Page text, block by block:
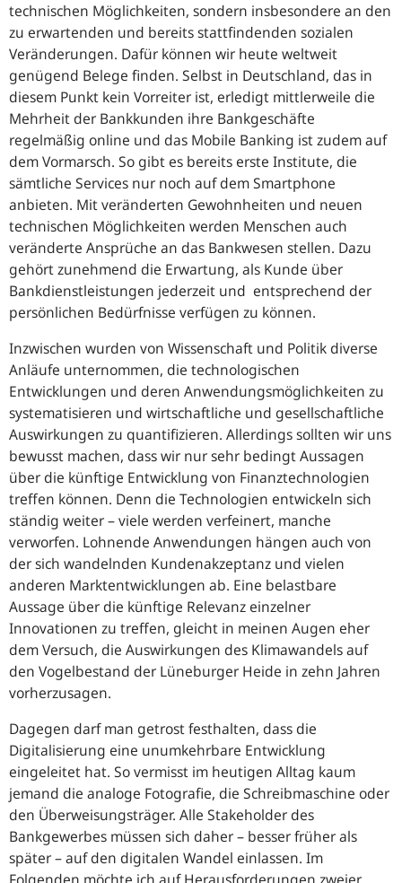
technischen Möglichkeiten, sondern insbesondere an den
zu erwartenden und bereits stattfindenden sozialen
Veränderungen. Dafür können wir heute weltweit
genügend Belege finden. Selbst in Deutschland, das in
diesem Punkt kein Vorreiter ist, erledigt mittlerweile die
Mehrheit der Bankkunden ihre Bankgeschäfte
regelmäßig online und das Mobile Banking ist zudem auf
dem Vormarsch. So gibt es bereits erste Institute, die
sämtliche Services nur noch auf dem Smartphone
anbieten. Mit veränderten Gewohnheiten und neuen
technischen Möglichkeiten werden Menschen auch
veränderte Ansprüche an das Bankwesen stellen. Dazu
gehört zunehmend die Erwartung, als Kunde über
Bankdienstleistungen jederzeit und entsprechend der
persönlichen Bedürfnisse verfügen zu können.
Inzwischen wurden von Wissenschaft und Politik diverse
Anläufe unternommen, die technologischen
Entwicklungen und deren Anwendungsmöglichkeiten zu
systematisieren und wirtschaftliche und gesellschaftliche
Auswirkungen zu quantifizieren. Allerdings sollten wir uns
bewusst machen, dass wir nur sehr bedingt Aussagen
über die künftige Entwicklung von Finanztechnologien
treffen können. Denn die Technologien entwickeln sich
ständig weiter – viele werden verfeinert, manche
verworfen. Lohnende Anwendungen hängen auch von
der sich wandelnden Kundenakzeptanz und vielen
anderen Marktentwicklungen ab. Eine belastbare
Aussage über die künftige Relevanz einzelner
Innovationen zu treffen, gleicht in meinen Augen eher
dem Versuch, die Auswirkungen des Klimawandels auf
den Vogelbestand der Lüneburger Heide in zehn Jahren
vorherzusagen.
Dagegen darf man getrost festhalten, dass die
Digitalisierung eine unumkehrbare Entwicklung
eingeleitet hat. So vermisst im heutigen Alltag kaum
jemand die analoge Fotografie, die Schreibmaschine oder
den Überweisungsträger. Alle Stakeholder des
Bankgewerbes müssen sich daher – besser früher als
später – auf den digitalen Wandel einlassen. Im